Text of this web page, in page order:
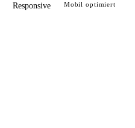
Responsive Mobil optimiert